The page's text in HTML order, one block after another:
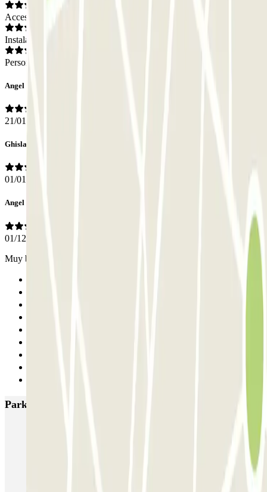
Acceso
Instalaciones
Personal
Angel
21/01/2020
Ghislain
01/01/2020
Angel
01/12/2019
Muy bien
Parkings más valorados en Bilbao